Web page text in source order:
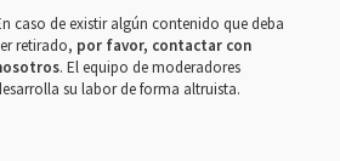
caso de existir algún contenido que deba
retirado, por favor, contactar con
. El equipo de moderadores
su labor de forma altruista.